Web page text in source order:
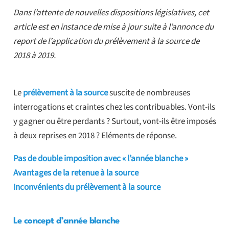
Dans l’attente de nouvelles dispositions législatives, cet
article est en instance de mise à jour suite à l’annonce du
report de l’application du prélèvement à la source de
2018 à 2019.
Leprélèvement à la sourcesuscite de nombreuses
interrogations et craintes chez les contribuables. Vont-ils
y gagner ou être perdants ? Surtout, vont-ils être imposés
à deux reprises en 2018 ? Eléments de réponse.
Pas de double imposition avec « l’année blanche »
Avantages de la retenue à la source
Inconvénients du prélèvement à la source
Le concept d’année blanche